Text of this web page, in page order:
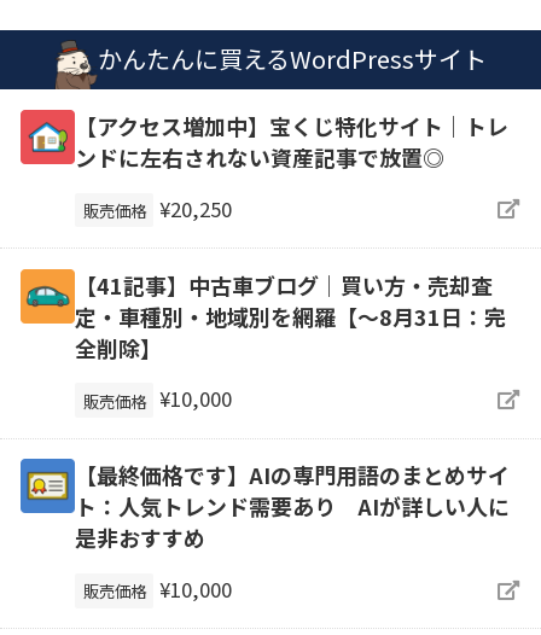
かんたんに買えるWordPressサイト
【アクセス増加中】宝くじ特化サイト｜トレ
ンドに左右されない資産記事で放置◎
販売価格 ¥20,250
【41記事】中古車ブログ｜買い方・売却査
定・車種別・地域別を網羅【～8月31日：完
全削除】
販売価格 ¥10,000
【最終価格です】AIの専門用語のまとめサイ
ト：人気トレンド需要あり AIが詳しい人に
是非おすすめ
販売価格 ¥10,000